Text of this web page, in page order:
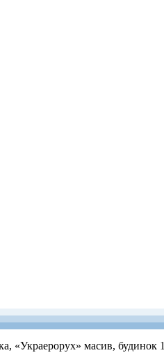
«Украерорух» масив, будинок 1